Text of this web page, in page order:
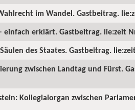
im Wandel. Gastbeitrag.
erklärt. Gastbeitrag. lie:zeit
des Staates. Gastbeitrag.
zwischen Landtag und Fürst.
Kollegialorgan zwischen